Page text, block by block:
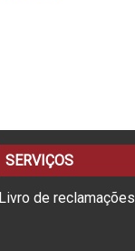
SERVIÇOS
Livro de reclamações